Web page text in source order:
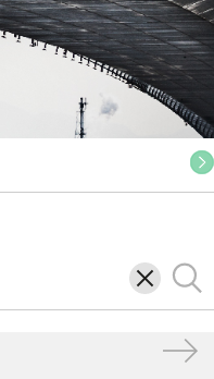
삭
제
검
색